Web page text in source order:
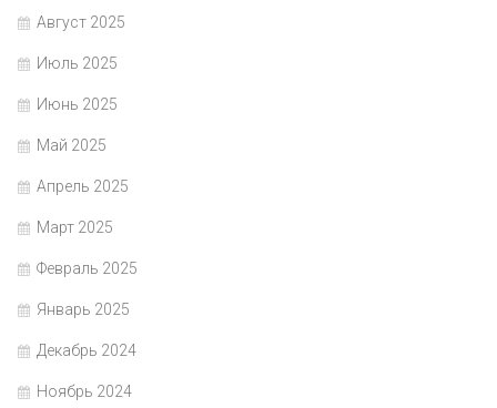
Август 2025
Июль 2025
Июнь 2025
Май 2025
Апрель 2025
Март 2025
Февраль 2025
Январь 2025
Декабрь 2024
Ноябрь 2024